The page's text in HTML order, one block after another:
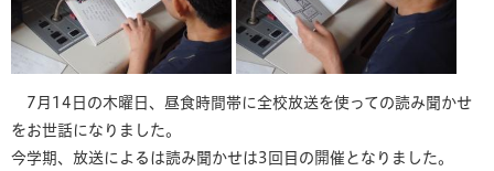
7月14日の木曜日、昼食時間帯に全校放送を使っての読み聞かせ
をお世話になりました。
今学期、放送によるは読み聞かせは3回目の開催となりました。